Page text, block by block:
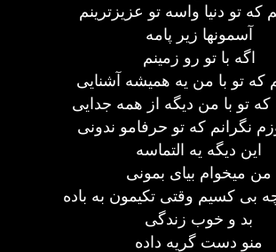
که تو دنیا واسه تو عزیزترینم
آسمونها زیر پامه
اگه با تو رو زمینم
که تو با من یه همیشه آشنایی
که تو با من دیگه از همه جدایی
نگرانم که تو حرفامو ندونی
این دیگه یه التماسه
من میخوام بیای بمونی
بی کسیم وقتی تکیمون به باده
بد و خوب زندگی
منو دست گریه داده